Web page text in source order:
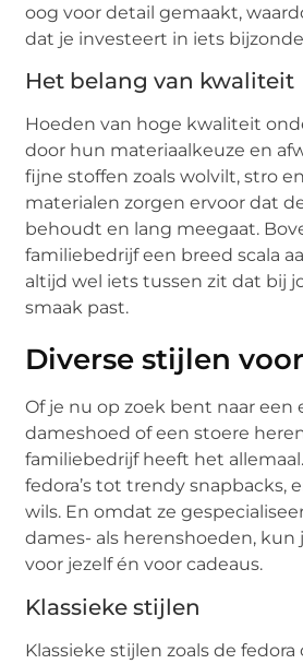
oog voor detail gemaakt,
dat je investeert in iets
Het belang van kwaliteit
Hoeden van hoge kwaliteit
door hun materiaalkeuze en
fijne stoffen zoals wolvilt, stro
materialen zorgen ervoor dat
behoudt en lang meegaat.
familiebedrijf een breed scala
altijd wel iets tussen zit dat bij
smaak past.
Diverse stijlen
Of je nu op zoek bent naar een
dameshoed of een stoere
familiebedrijf heeft het
fedora’s tot trendy snapbacks,
wils. En omdat ze
dames- als herenshoeden, kun
voor jezelf én voor cadeaus.
Klassieke stijlen
Klassieke stijlen zoals de